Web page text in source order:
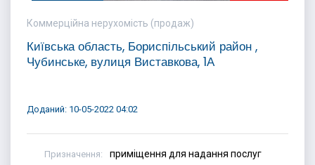
Коммерційна нерухомість (продаж)
Київська область, Бориспільський район ,
Чубинське, вулиця Виставкова, 1А
Доданий: 10-05-2022 04:02
Призначення: приміщення для надання послуг